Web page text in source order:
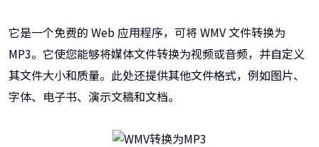
它是一个免费的 Web 应用程序，可将 WMV 文件转换为
MP3。它使您能够将媒体文件转换为视频或音频，并自定义
其文件大小和质量。此处还提供其他文件格式，例如图片、
字体、电子书、演示文稿和文档。